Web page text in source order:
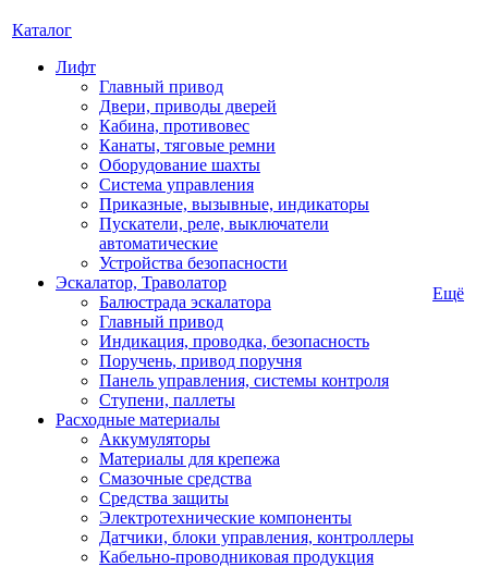
Каталог
Лифт
Главный привод
Двери, приводы дверей
Кабина, противовес
Канаты, тяговые ремни
Оборудование шахты
Система управления
Приказные, вызывные, индикаторы
Пускатели, реле, выключатели
автоматические
Устройства безопасности
Эскалатор, Траволатор
Балюстрада эскалатора
Главный привод
Индикация, проводка, безопасность
Поручень, привод поручня
Панель управления, системы контроля
Ступени, паллеты
Расходные материалы
Аккумуляторы
Материалы для крепежа
Смазочные средства
Средства защиты
Электротехнические компоненты
Датчики, блоки управления, контроллеры
Кабельно-проводниковая продукция
Ещё